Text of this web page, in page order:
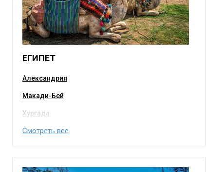
ЕГИПЕТ
Александрия
Макади-Бей
Хургада
Смотреть все